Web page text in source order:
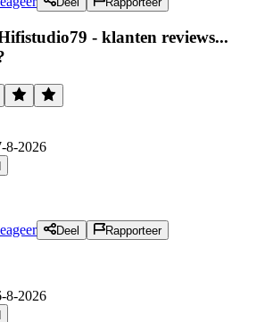
- klanten reviews...
8-2026
Deel Rapporteer
8-2026